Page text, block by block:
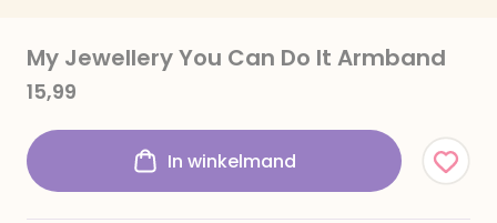
My Jewellery You Can Do It Armband
15,99
In winkelmand